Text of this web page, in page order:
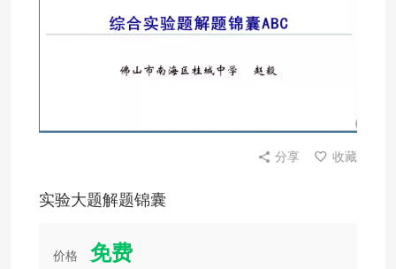
分享 收藏
实验大题解题锦囊
价格 免费